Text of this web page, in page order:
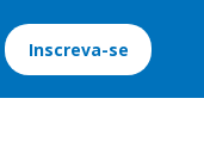
Inscreva-se